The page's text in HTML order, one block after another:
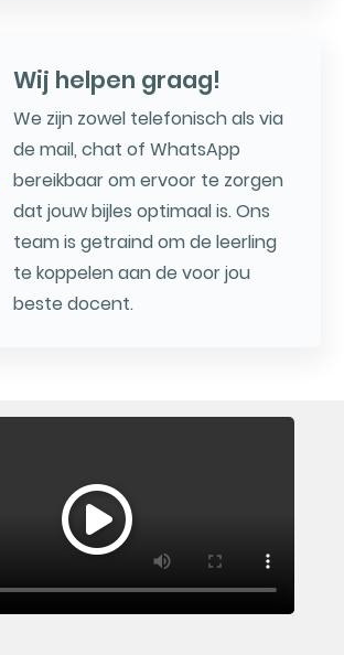
Wij helpen graag!
We zijn zowel telefonisch als via
de mail, chat of WhatsApp
bereikbaar om ervoor te zorgen
dat jouw bijles optimaal is. Ons
team is getraind om de leerling
te koppelen aan de voor jou
beste docent.